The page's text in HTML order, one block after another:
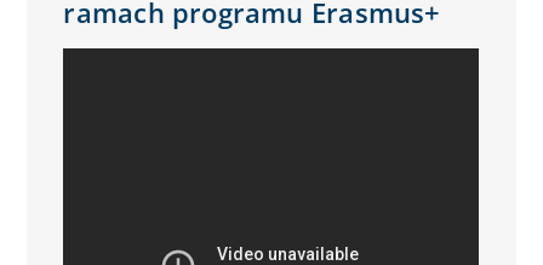
ramach programu Erasmus+